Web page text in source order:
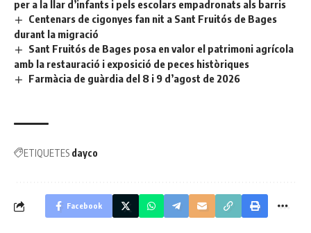
per a la llar d’infants i pels escolars empadronats als barris
Centenars de cigonyes fan nit a Sant Fruitós de Bages
durant la migració
Sant Fruitós de Bages posa en valor el patrimoni agrícola
amb la restauració i exposició de peces històriques
Farmàcia de guàrdia del 8 i 9 d’agost de 2026
ETIQUETES dayco
Facebook